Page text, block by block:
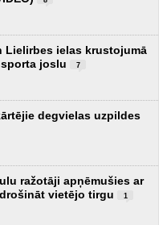
Lielirbes ielas krustojumā
joslu
7
degvielas uzpildes
ražotāji apņēmušies ar
vietējo tirgu
1